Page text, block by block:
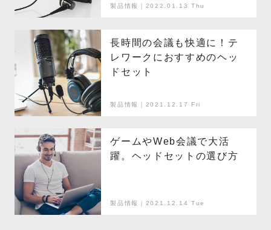
製品情報｜2022.01.13 Thu
長時間の会議も快適に！テ
レワークにおすすめのヘッ
ドセット
製品情報｜2021.12.17 Fri
ゲームやWeb会議で大活
躍。ヘッドセットの選び方
製品情報｜2021.12.14 Tue